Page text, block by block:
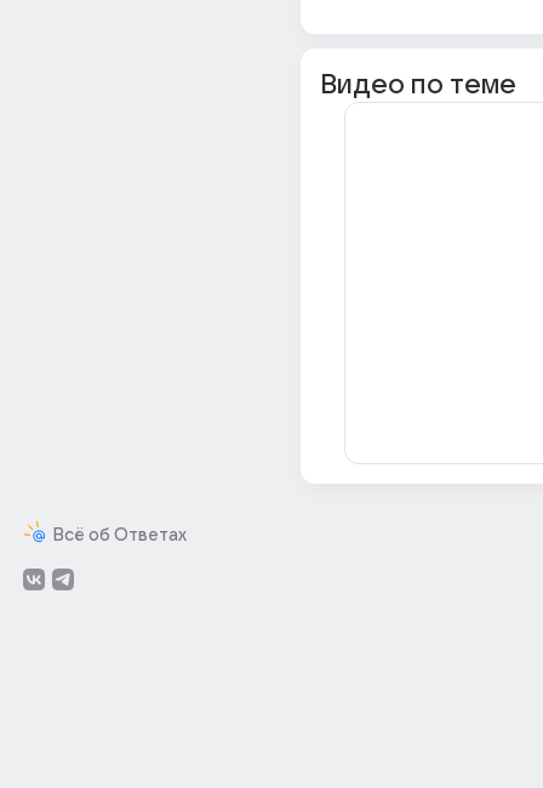
Всё об Ответах
Видео по теме